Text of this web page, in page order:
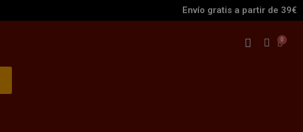
Envío gratis a partir de 39€